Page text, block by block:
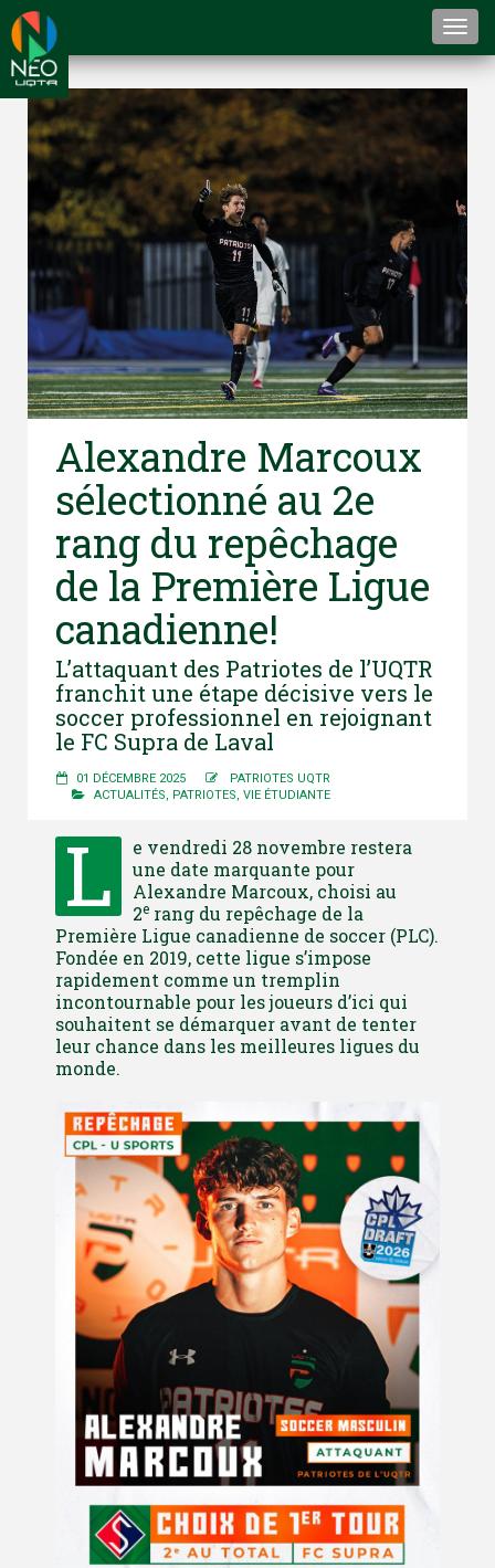
Alexandre Marcoux
sélectionné au 2e
rang du repêchage
de la Première Ligue
canadienne!
L’attaquant des Patriotes de l’UQTR
franchit une étape décisive vers le
soccer professionnel en rejoignant
le FC Supra de Laval
01 DÉCEMBRE 2025
PATRIOTES UQTR
ACTUALITÉS
PATRIOTES VIE ÉTUDIANTE
L
e vendredi 28 novembre restera
une date marquante pour
Alexandre Marcoux, choisi au
2e rang du repêchage de la
Première Ligue canadienne de soccer (PLC).
Fondée en 2019, cette ligue s’impose
rapidement comme un tremplin
incontournable pour les joueurs d’ici qui
souhaitent se démarquer avant de tenter
leur chance dans les meilleures ligues du
monde.